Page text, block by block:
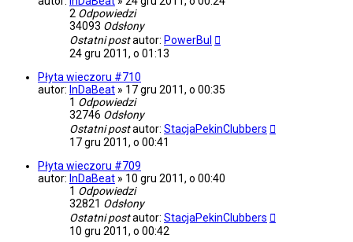
2 Odpowiedzi
34093 Odsłony
Ostatni postautor: PowerBul
24 gru 2011, o 01:13
Płyta wieczoru #710
autor: InDaBeat » 17 gru 2011, o 00:35
1 Odpowiedzi
32746 Odsłony
Ostatni postautor: StacjaPekinClubbers
17 gru 2011, o 00:41
Płyta wieczoru #709
autor: InDaBeat » 10 gru 2011, o 00:40
1 Odpowiedzi
32821 Odsłony
Ostatni postautor: StacjaPekinClubbers
10 gru 2011, o 00:42